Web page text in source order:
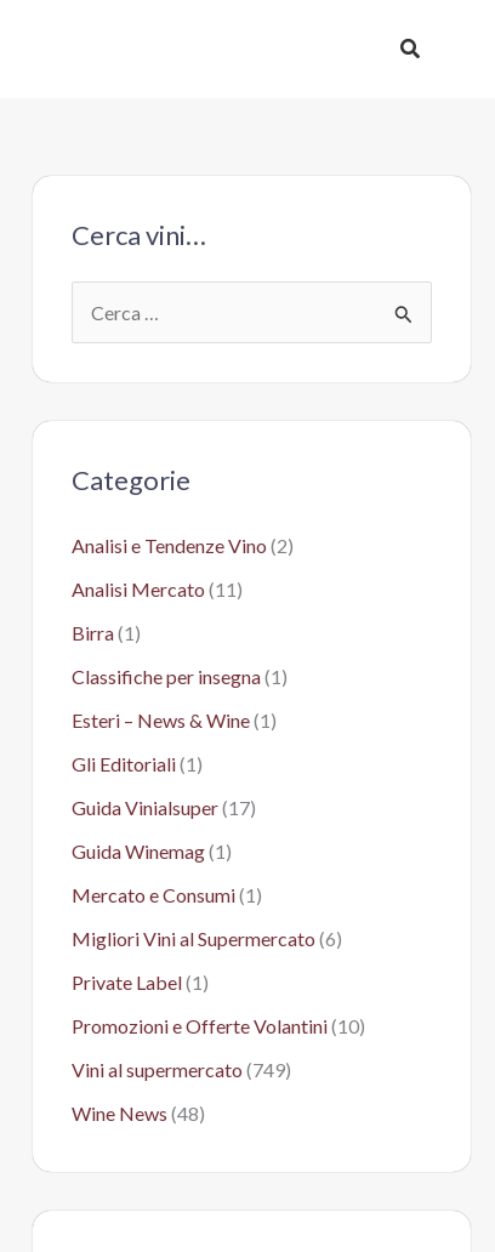
Cerca
Cerca vini…
e
:Categorie
Analisi e Tendenze Vino (2)
Analisi Mercato (11)
Birra(1)
Classifiche per insegna(1)
Esteri – News & Wine(1)
Gli Editoriali(1)
Guida Vinialsuper(17)
Guida Winemag(1)
Mercato e Consumi(1)
Migliori Vini al Supermercato (6)
Private Label(1)
Promozioni e Offerte Volantini(10)
Vini al supermercato (749)
Wine News (48)